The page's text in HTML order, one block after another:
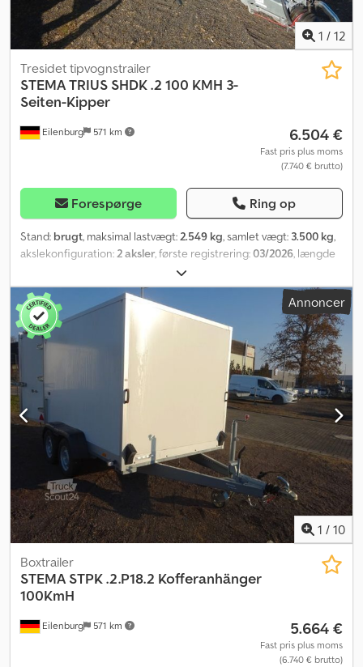
1 / 12
Eilenburg 571 km
Tresidet tipvognstrailer
STEMATRIUS SHDK .2 100 KMH 3-
Seiten-Kipper
6.504 €
Fast pris plus moms
(7.740 € brutto)
Forespørge Ring op
Stand: brugt, maksimal lastvægt:2.549 kg, samlet vægt: 3.500 kg,
akslekonfiguration:2 aksler, første registrering:03/2026, længde
, læsningsbredde:
345 mm, samlet bredde:2.010 mm, total højde:680 mm, A40
NG000588, Dedsyn Uhkjpfx Ankock Trekants tiptrailer med
tandemaksel, fabrikant STEMA, type TRIUS SHDK .2 Zink-BW,
totalvægt: 3.500 kg, højlastrailer, hydraulisk tipbar med elektrisk
pumpe, bagpendellåge, 3,01 m x 1,83 m. 3.500 kg, påløbsbremset,
højlastrailer, elektrisk pumpe, alu-beklædning, bagpendelbord.
Forbehold for fejl og mellemsalg, køretøjet er ikke klargjort.
Annoncer
1 / 10
Eilenburg 571 km
Boxtrailer
STEMA STPK .2.P18.2 Kofferanhänger
100KmH
5.664 €
Fast pris plus moms
(6.740 € brutto)